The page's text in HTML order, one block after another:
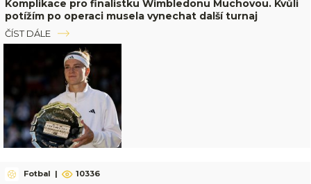
Komplikace pro finalistku Wimbledonu Muchovou. Kvůli
potížím po operaci musela vynechat další turnaj
ČÍST DÁLE
Fotbal | 10336